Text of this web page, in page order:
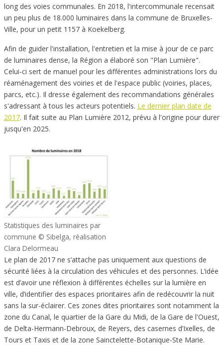
long des voies communales. En 2018, l'intercommunale recensait
un peu plus de 18.000 luminaires dans la commune de Bruxelles-
Ville, pour un petit 1157 à Koekelberg.
Afin de guider l'installation, l'entretien et la mise à jour de ce parc
de luminaires dense, la Région a élaboré son "Plan Lumière".
Celui-ci sert de manuel pour les différentes administrations lors du
réaménagement des voiries et de l'espace public (voiries, places,
parcs, etc.). Il dresse également des recommandations générales
s'adressant à tous les acteurs potentiels. Le dernier plan date de
2017. Il fait suite au Plan Lumière 2012, prévu à l'origine pour durer
jusqu'en 2025.
Statistiques des luminaires par
commune © Sibelga, réalisation
Clara Delormeau
Le plan de 2017 ne s’attache pas uniquement aux questions de
sécurité liées à la circulation des véhicules et des personnes. L’idée
est d’avoir une réflexion à différentes échelles sur la lumière en
ville, d’identifier des espaces prioritaires afin de redécouvrir la nuit
sans la sur-éclairer. Ces zones dites prioritaires sont notamment la
zone du Canal, le quartier de la Gare du Midi, de la Gare de l'Ouest,
de Delta-Hermann-Debroux, de Reyers, des casernes d’Ixelles, de
Tours et Taxis et de la zone Sainctelette-Botanique-Ste Marie.